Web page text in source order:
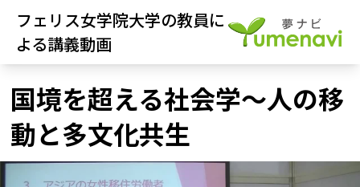
フェリス女学院大学の教員に
よる講義動画
国境を超える社会学～人の移
動と多文化共生